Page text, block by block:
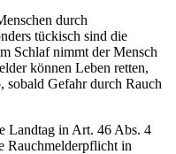
durch
tückisch sind die
Schlaf nimmt der Mensch
können Leben retten,
sobald Gefahr durch Rauch
Landtag in Art. 46 Abs. 4
Rauchmelderpflicht in